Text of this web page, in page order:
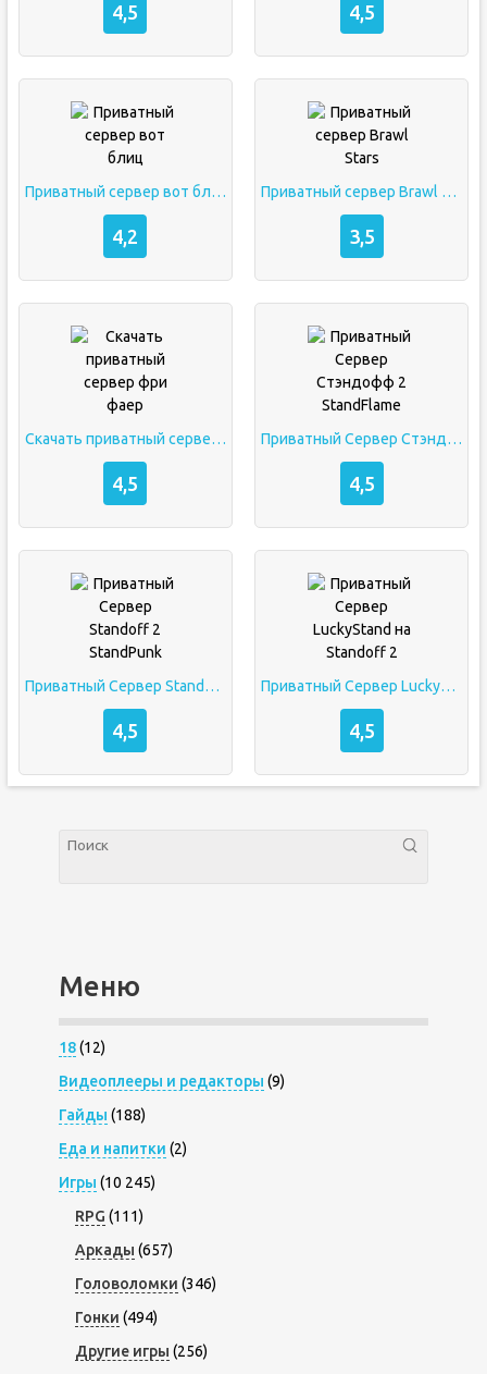
4,5 4,5
Приватный сервер вот блиц
4,2
Приватный сервер Brawl Stars
3,5
Скачать приватный сервер фри фаер
4,5
Приватный Сервер Стэндофф 2 StandFlame
4,5
Приватный Сервер Standoff 2 StandPunk
4,5
Приватный Сервер LuckyStand на Standoff 2
4,5
Меню
18(12)
Видеоплееры и редакторы (9)
Гайды (188)
Еда и напитки (2)
Игры (10 245)
RPG (111)
Аркады (657)
Головоломки (346)
Гонки (494)
Другие игры (256)